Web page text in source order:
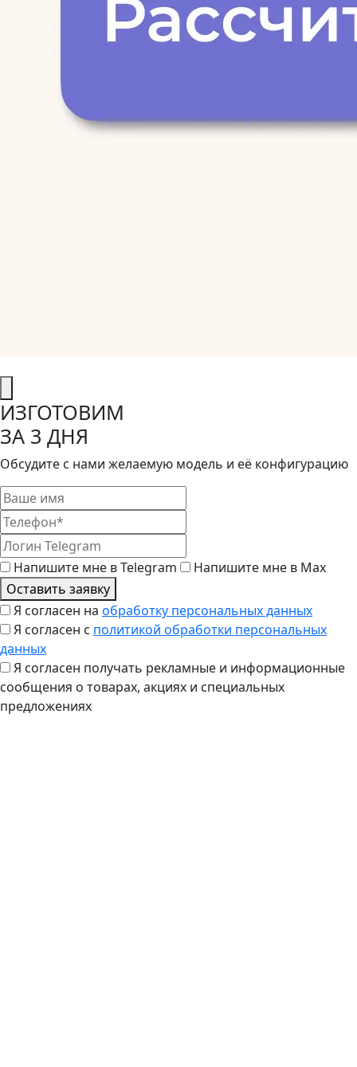
ИЗГОТОВИМ
ЗА 3 ДНЯ
Обсудите с нами желаемую модель и её конфигурацию
Напишите мне в Telegram
Напишите мне в Max
Оставить заявку
Я согласен на обработку персональных данных
Я согласен с политикой обработки персональных
данных
Я согласен получать рекламные и информационные
сообщения о товарах, акциях и специальных
предложениях